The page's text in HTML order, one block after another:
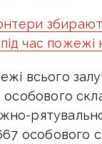
час пожежі
всього
особового
особового